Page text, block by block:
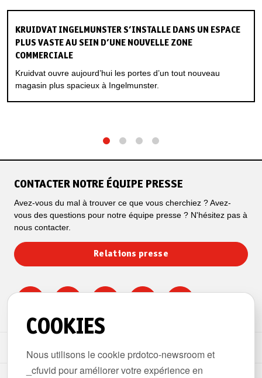
KRUIDVAT INGELMUNSTER S’INSTALLE DANS UN ESPACE
PLUS VASTE AU SEIN D’UNE NOUVELLE ZONE
COMMERCIALE
Kruidvat ouvre aujourd’hui les portes d’un tout nouveau
magasin plus spacieux à Ingelmunster.
CONTACTER NOTRE ÉQUIPE PRESSE
Avez-vous du mal à trouver ce que vous cherchiez ? Avez-
vous des questions pour notre équipe presse ? N'hésitez pas à
nous contacter.
Relations presse
COOKIES
Nous utilisons le cookie prdotco-newsroom et
_cfuvid pour améliorer votre expérience en